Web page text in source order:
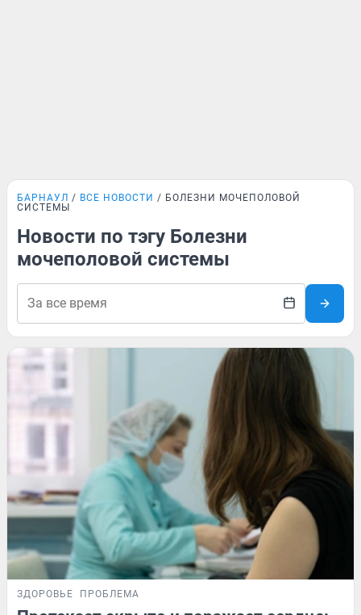
БАРНАУЛ ВСЕ НОВОСТИ
БОЛЕЗНИ МОЧЕПОЛОВОЙ
СИСТЕМЫ
Новости по тэгу Болезни
мочеполовой системы
ЗДОРОВЬЕ ПРОБЛЕМА